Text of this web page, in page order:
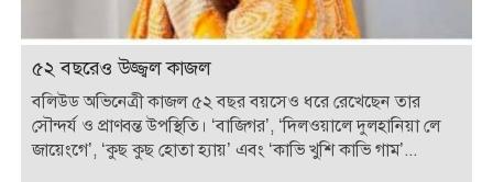
৫২ বছরেও উজ্জ্বল কাজল
বলিউড অভিনেত্রী কাজল ৫২ বছর বয়সেও ধরে রেখেছেন তার
সৌন্দর্য ও প্রাণবন্ত উপস্থিতি। ‘বাজিগর’, ‘দিলওয়ালে দুলহানিয়া লে
জায়েংগে’, ‘কুছ কুছ হোতা হ্যায়’ এবং ‘কাভি খুশি কাভি গাম’...